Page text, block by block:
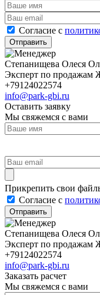
Cогласие с
Отправить
Степанищева Олеся
Эксперт по продажам
+79124022574
info@park-gbi.ru
Оставить заявку
Мы свяжемся с вами
Прикрепить свои
Cогласие с
Отправить
Степанищева Олеся
Эксперт по продажам
+79124022574
info@park-gbi.ru
Заказать расчет
Мы свяжемся с вами